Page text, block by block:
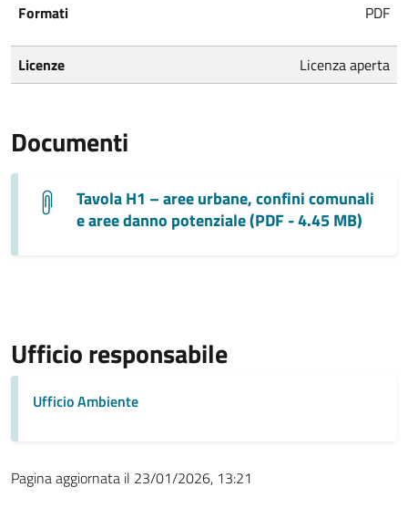
Formati
PDF
Licenze Licenza aperta
Documenti
Tavola H1 – aree urbane, confini comunali
e aree danno potenziale (PDF - 4.45 MB)
Ufficio responsabile
Ufficio Ambiente
Pagina aggiornata il 23/01/2026, 13:21